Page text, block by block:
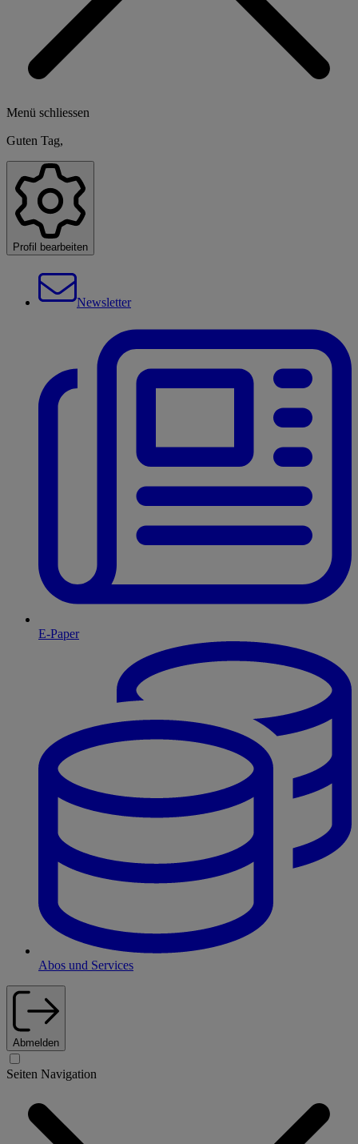
Menü schliessen
Guten Tag,
Profil bearbeiten
Newsletter
E-Paper
Abos und Services
Abmelden
Seiten Navigation